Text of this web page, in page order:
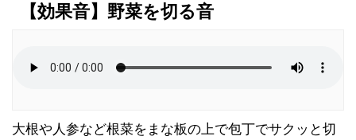
お問合せ
【効果音】野菜を切る音
大根や人参など根菜をまな板の上で包丁でサクッと切